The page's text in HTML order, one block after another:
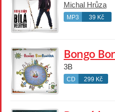
Michal Hrůza
MP3 39 Kč
Bongo
3B
CD 299 Kč